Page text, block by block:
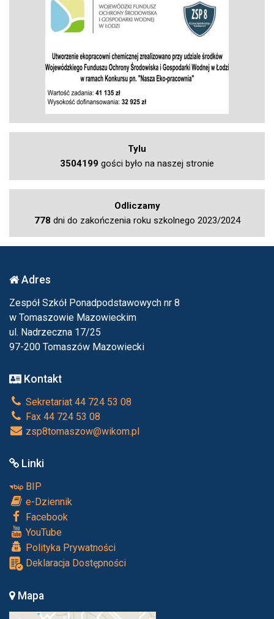
Tylu
3504199 gości było na naszej stronie
Odliczamy
778 dni do zakończenia roku szkolnego 2023/2024
Adres
Zespół Szkół Ponadpodstawowych nr 8
w Tomaszowie Mazowieckim
ul. Nadrzeczna 17/25
97-200 Tomaszów Mazowiecki
Kontakt
Sekretariat 44 724 53 08
Fax 44 724 53 08
zsp8tomaszow@wikom.pl
Linki
BIP
e-Dziennik
Facebook
YouTube
Polityka Prywatności
Deklaracja Dostępności
Mapa